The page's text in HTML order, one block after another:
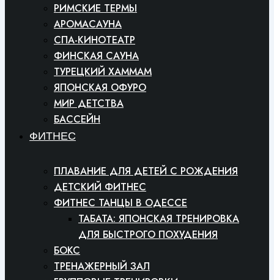
РИМСКИЕ ТЕРМЫ
АРОМАСАУНА
СПА-КИНОТЕАТР
ФИНСКАЯ САУНА
ТУРЕЦКИЙ ХАММАМ
ЯПОНСКАЯ ОФУРО
МИР ДЕТСТВА
БАССЕЙН
ФИТНЕС
ПЛАВАНИЕ ДЛЯ ДЕТЕЙ С РОЖДЕНИЯ
ДЕТСКИЙ ФИТНЕС
ФИТНЕС ТАНЦЫ В ОДЕССЕ
ТАБАТА: ЯПОНСКАЯ ТРЕНИРОВКА
ДЛЯ БЫСТРОГО ПОХУДЕНИЯ
БОКС
ТРЕНАЖЕРНЫЙ ЗАЛ